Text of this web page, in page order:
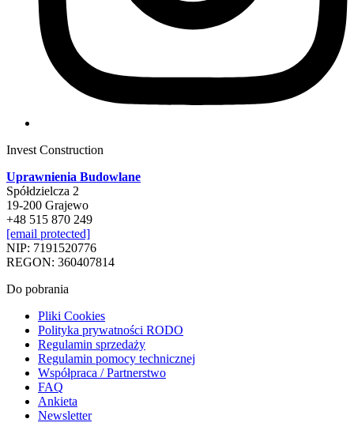
Invest Construction
Uprawnienia Budowlane
Spółdzielcza 2
19-200 Grajewo
+48 515 870 249
[email protected]
NIP: 7191520776
REGON: 360407814
Do pobrania
Pliki Cookies
Polityka prywatności RODO
Regulamin sprzedaży
Regulamin pomocy technicznej
Współpraca / Partnerstwo
FAQ
Ankieta
Newsletter